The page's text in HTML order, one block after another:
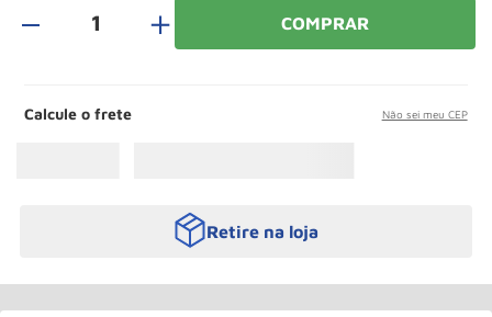
＋ COMPRAR
Calcule o frete Não sei meu CEP
Retire na loja